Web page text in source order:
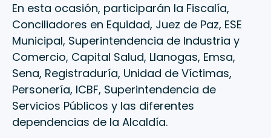
En esta ocasión, participarán la Fiscalía,
Conciliadores en Equidad, Juez de Paz, ESE
Municipal, Superintendencia de Industria y
Comercio, Capital Salud, Llanogas, Emsa,
Sena, Registraduría, Unidad de Víctimas,
Personería, ICBF, Superintendencia de
Servicios Públicos y las diferentes
dependencias de la Alcaldía.